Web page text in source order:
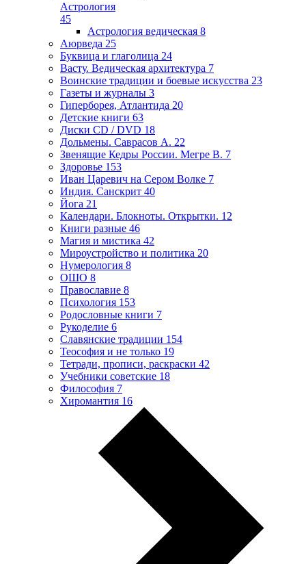
Астрология
45
Астрология ведическая 8
Аюрведа 25
Буквица и глаголица 24
Васту. Ведическая архитектура 7
Воинские традиции и боевые искусства 23
Газеты и журналы 3
Гиперборея, Атлантида 20
Детские книги 63
Диски CD / DVD 18
Дольмены. Саврасов А. 22
Звенящие Кедры России. Мегре В. 7
Здоровье 153
Иван Царевич на Сером Волке 7
Индия. Санскрит 40
Йога 21
Календари. Блокноты. Открытки. 12
Книги разные 46
Магия и мистика 42
Мироустройство и политика 20
Нумерология 8
ОШО 8
Православие 8
Психология 153
Родословные книги 7
Рукоделие 6
Славянские традиции 154
Теософия и не только 19
Тетради, прописи, раскраски 42
Учебники советские 18
Философия 7
Хиромантия 16